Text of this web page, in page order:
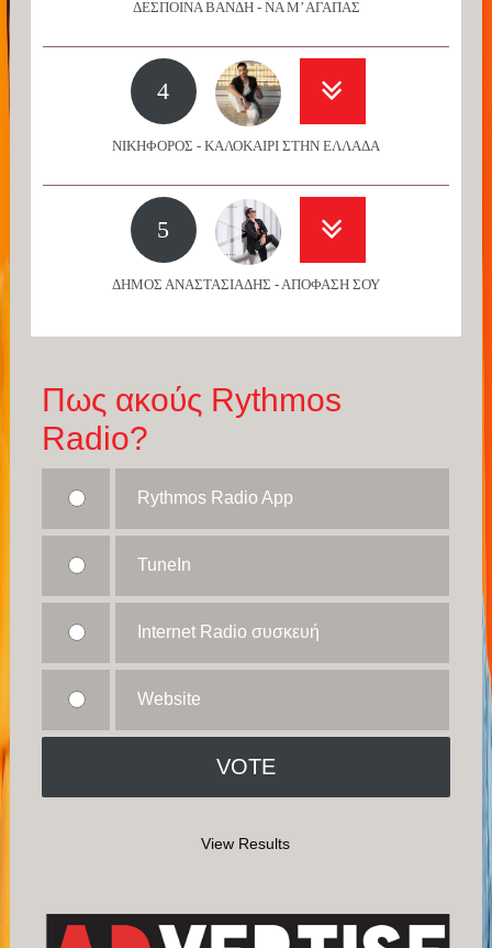
ΔΕΣΠΟΙΝΑ ΒΑΝΔΗ - ΝΑ Μ’ ΑΓΑΠΑΣ
4
ΝΙΚΗΦΟΡΟΣ - ΚΑΛΟΚΑΙΡΙ ΣΤΗΝ ΕΛΛΑΔΑ
5
ΔΗΜΟΣ ΑΝΑΣΤΑΣΙΑΔΗΣ - ΑΠΟΦΑΣΗ ΣΟΥ
Πως ακούς Rythmos
Radio?
Rythmos Radio App
TuneIn
Internet Radio συσκευή
Website
View Results